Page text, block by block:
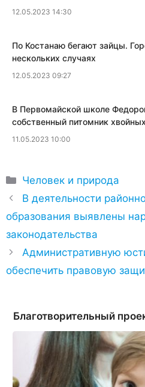
12.05.2023 14:30
​По Костанаю бегают зайцы.
нескольких случаях
12.05.2023 09:27
В Первомайской школе
собственный питомник
11.05.2023 10:00
Рубрики
Человек и природа
В деятельности
образования выявлены
законодательства
Административную
обеспечить правовую
Благотворительный